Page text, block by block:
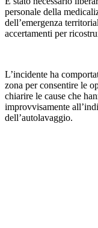
personale della
dell’emergenza
accertamenti per
L’incidente ha
zona per consentire le
chiarire le cause che
improvvisamente
dell’autolavaggio.